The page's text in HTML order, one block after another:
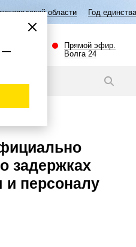
Год единства народов России
Прямой эфир.
Волга 24
задержках
и персоналу
—